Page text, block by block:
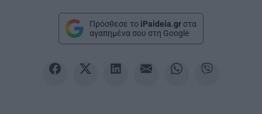
Πρόσθεσε το iPaideia.gr στα
αγαπημένα σου στη Google